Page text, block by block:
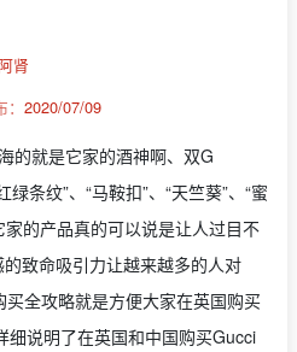
肾
2020/07/09
的就是它家的酒神啊、双G
条纹”、“马鞍扣”、“天竺葵”、“蜜
家的产品真的可以说是让人过目不
致命吸引力让越来越多的人对
全攻略就是方便大家在英国购买
细说明了在英国和中国购买Gucci